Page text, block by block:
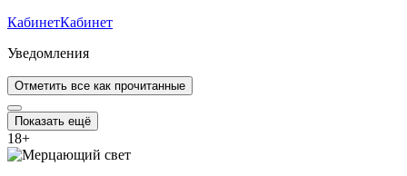
КабинетКабинет
Уведомления
Отметить все как прочитанные
Показать ещё
18+